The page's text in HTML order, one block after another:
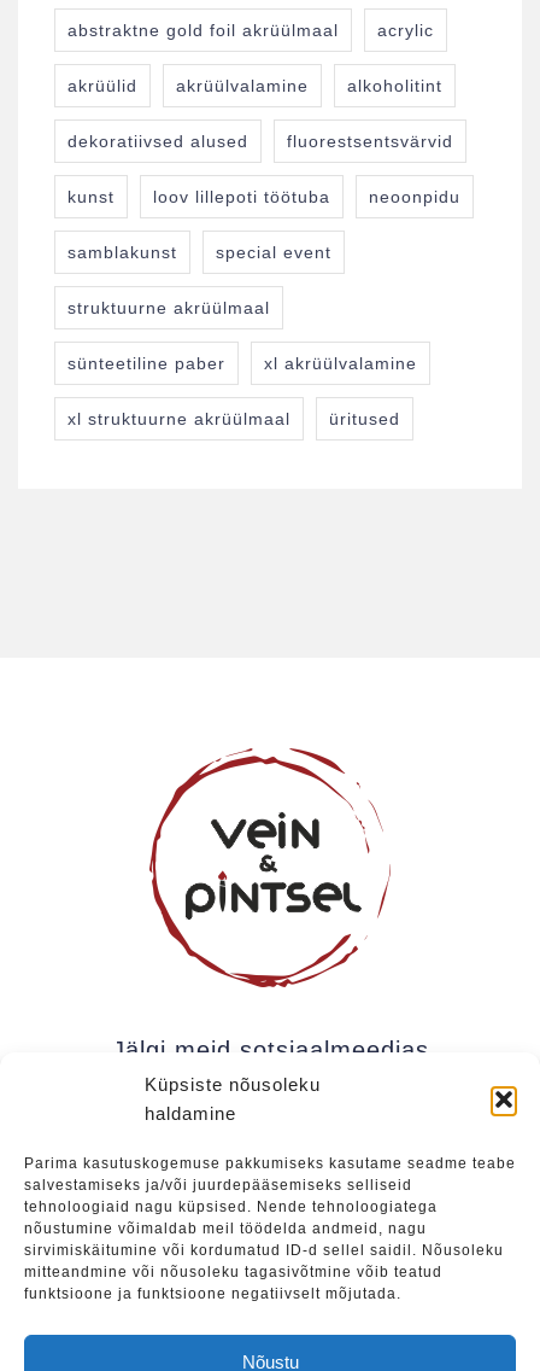
Küpsiste nõusoleku
haldamine
Parima kasutuskogemuse pakkumiseks kasutame seadme teabe
salvestamiseks ja/või juurdepääsemiseks selliseid
tehnoloogiaid nagu küpsised. Nende tehnoloogiatega
nõustumine võimaldab meil töödelda andmeid, nagu
sirvimiskäitumine või kordumatud ID-d sellel saidil. Nõusoleku
mitteandmine või nõusoleku tagasivõtmine võib teatud
funktsioone ja funktsioone negatiivselt mõjutada.
Nõustu
abstraktne gold foil akrüülmaal acrylic
akrüülid akrüülvalamine alkoholitint
dekoratiivsed alused fluorestsentsvärvid
kunst loov lillepoti töötuba neoonpidu
samblakunst special event
struktuurne akrüülmaal
sünteetiline paber xl akrüülvalamine
xl struktuurne akrüülmaal üritused
Jälgi meid sotsiaalmeedias
Kui soovite olla kursis meie uudistega (uued
üritused, eripakkumised jne), soovitame liituda
meie uudiskirjaga.